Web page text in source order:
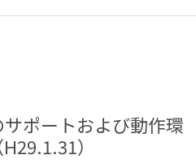
ポートおよび動作環
）